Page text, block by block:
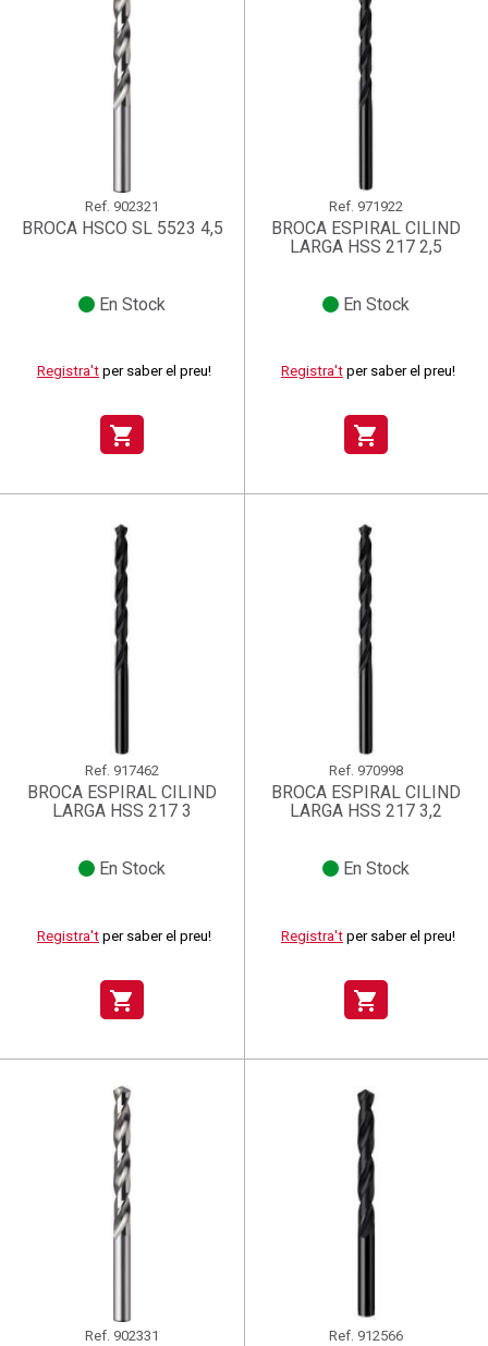
Ref. 902321
BROCA HSCO SL 5523 4,5
En Stock
Registra't per saber el preu!
shopping_cart
Ref. 971922
BROCA ESPIRAL CILIND
LARGA HSS 217 2,5
En Stock
Registra't per saber el preu!
shopping_cart
Ref. 917462
BROCA ESPIRAL CILIND
LARGA HSS 217 3
En Stock
Registra't per saber el preu!
shopping_cart
Ref. 970998
BROCA ESPIRAL CILIND
LARGA HSS 217 3,2
En Stock
Registra't per saber el preu!
shopping_cart
Ref. 902331 Ref. 912566